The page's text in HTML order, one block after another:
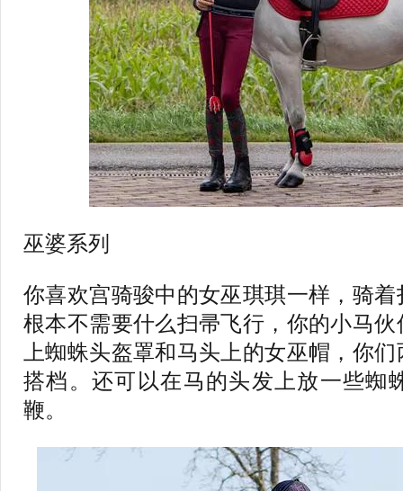
巫婆系列
你喜欢宫骑骏中的女巫琪琪一样，骑
根本不需要什么扫帚飞行，你的小马
上蜘蛛头盔罩和马头上的女巫帽，你
搭档。还可以在马的头发上放一些蜘
鞭。